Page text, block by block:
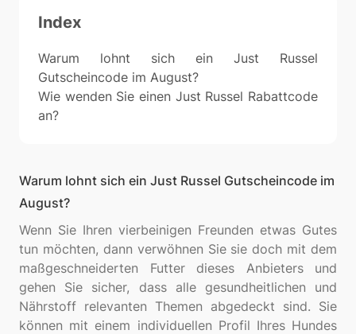
Index
Warum lohnt sich ein Just Russel
Gutscheincode im August?
Wie wenden Sie einen Just Russel Rabattcode
an?
Warum lohnt sich ein Just Russel Gutscheincode im
August?
Wenn Sie Ihren vierbeinigen Freunden etwas Gutes
tun möchten, dann verwöhnen Sie sie doch mit dem
maßgeschneiderten Futter dieses Anbieters und
gehen Sie sicher, dass alle gesundheitlichen und
Nährstoff relevanten Themen abgedeckt sind. Sie
können mit einem individuellen Profil Ihres Hundes